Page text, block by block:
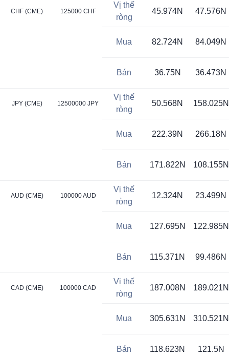
CHF (CME) 125000 CHF
JPY (CME) 12500000 JPY
AUD (CME) 100000 AUD
CAD (CME) 100000 CAD
Vị thế
ròng
45.974N 47.576N
Mua 82.724N 84.049N
Bán 36.75N 36.473N
Vị thế
ròng
50.568N 158.025N
Mua 222.39N 266.18N
Bán 171.822N 108.155N
Vị thế
ròng
12.324N 23.499N
Mua 127.695N 122.985N
Bán 115.371N 99.486N
Vị thế
ròng
187.008N 189.021N
Mua 305.631N 310.521N
Bán 118.623N 121.5N